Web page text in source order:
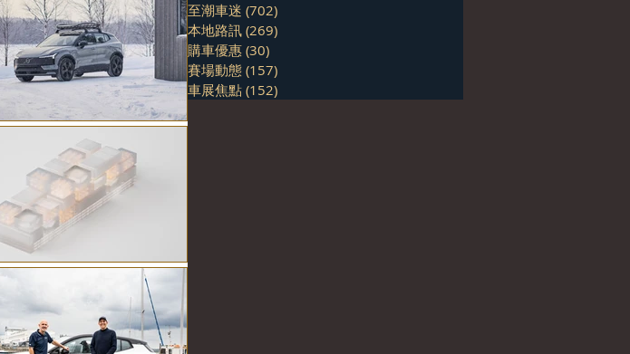
至潮車迷 (702)
本地路訊 (269)
購車優惠 (30)
賽場動態 (157)
車展焦點 (152)